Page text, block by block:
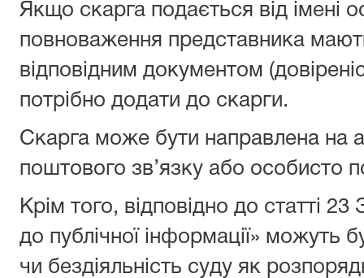
Якщо скарга подається від імені
повноваження представника
відповідним документом
потрібно додати до скарги.
Скарга може бути направлена на
поштового зв’язку або особисто
Крім того, відповідно до статті
до публічної інформації» можуть
чи бездіяльність суду як